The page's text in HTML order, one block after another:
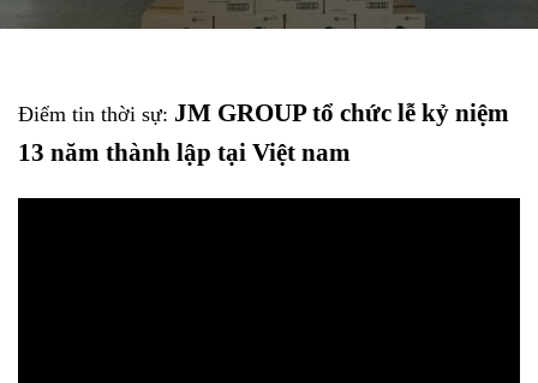
Điểm tin thời sự: JM GROUP tổ chức lễ kỷ niệm
13 năm thành lập tại Việt nam